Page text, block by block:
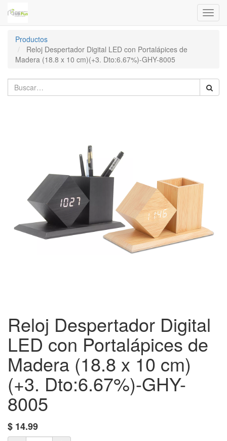
Menú
de
Productos
Reloj Despertador Digital LED con Portalápices de
Madera (18.8 x 10 cm)(+3. Dto:6.67%)-GHY-8005
Reloj Despertador Digital
LED con Portalápices de
Madera (18.8 x 10 cm)
(+3. Dto:6.67%)-GHY-
8005
$ 14.99